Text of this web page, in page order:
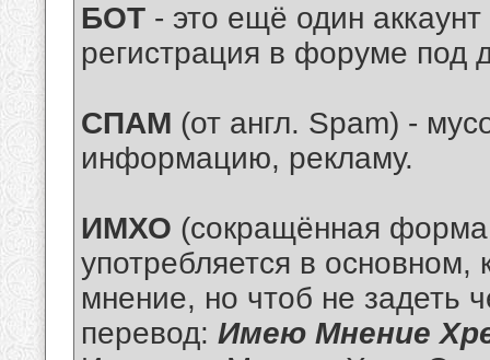
БОТ - это ещё один
регистрация в форуме под
СПАМ (от англ. Spam) -
информацию, рекламу.
ИМХО (сокращённая
употребляется в основном,
мнение, но чтоб не задеть
перевод: Имею Мнение